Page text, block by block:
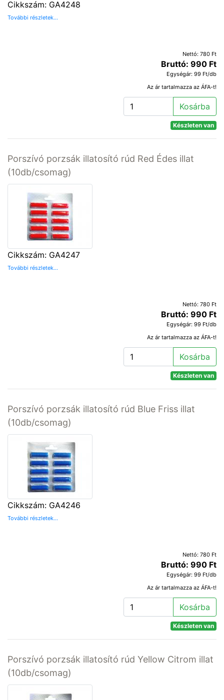
Cikkszám: GA4248
További részletek...
Nettó: 780 Ft
Bruttó: 990 Ft
Egységár: 99 Ft/db
Az ár tartalmazza az ÁFA-t!
Kosárba
Készleten van
Porszívó porzsák illatosító rúd Red Édes illat
(10db/csomag)
Cikkszám: GA4247
További részletek...
Nettó: 780 Ft
Bruttó: 990 Ft
Egységár: 99 Ft/db
Az ár tartalmazza az ÁFA-t!
Kosárba
Készleten van
Porszívó porzsák illatosító rúd Blue Friss illat
(10db/csomag)
Cikkszám: GA4246
További részletek...
Nettó: 780 Ft
Bruttó: 990 Ft
Egységár: 99 Ft/db
Az ár tartalmazza az ÁFA-t!
Kosárba
Készleten van
Porszívó porzsák illatosító rúd Yellow Citrom illat
(10db/csomag)